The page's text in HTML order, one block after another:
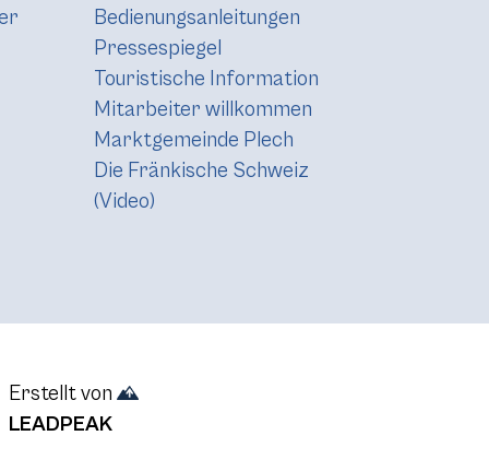
Bedienungsanleitungen
Pressespiegel
Touristische Information
Mitarbeiter willkommen
Marktgemeinde Plech
Die Fränkische Schweiz
(Video)
Erstellt von
LEADPEAK